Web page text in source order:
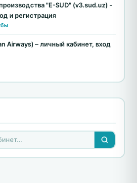
"E-SUD" (v3.sud.uz) -
и регистрация
Airways) – личный кабинет, вход